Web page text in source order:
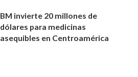
BM invierte 20 millones de
dólares para medicinas
asequibles en Centroamérica